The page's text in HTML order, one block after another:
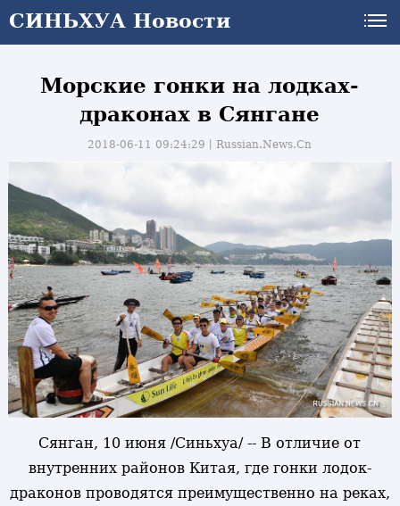
СИНЬХУА Новости
Морские гонки на лодках-
драконах в Сянгане
2018-06-11 09:24:29丨Russian.News.Cn
Сянган, 10 июня /Синьхуа/ -- В отличие от
внутренних районов Китая, где гонки лодок-
драконов проводятся преимущественно на реках,